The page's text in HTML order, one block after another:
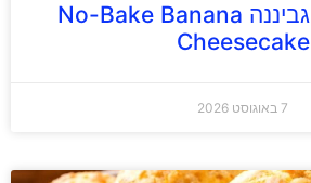
מתכון: עוגת גביננה No-Bake Banana
Cheesecake
7 באוגוסט 2026